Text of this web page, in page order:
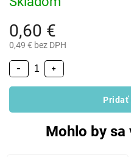
0,60 €
0,49 € bez DPH
+
−
Pridať
Mohlo by